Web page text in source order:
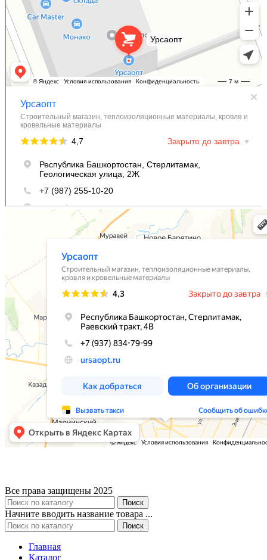
Все права защищены 2025
Поиск
Начните вводить название товара ...
Поиск
Главная
Каталог